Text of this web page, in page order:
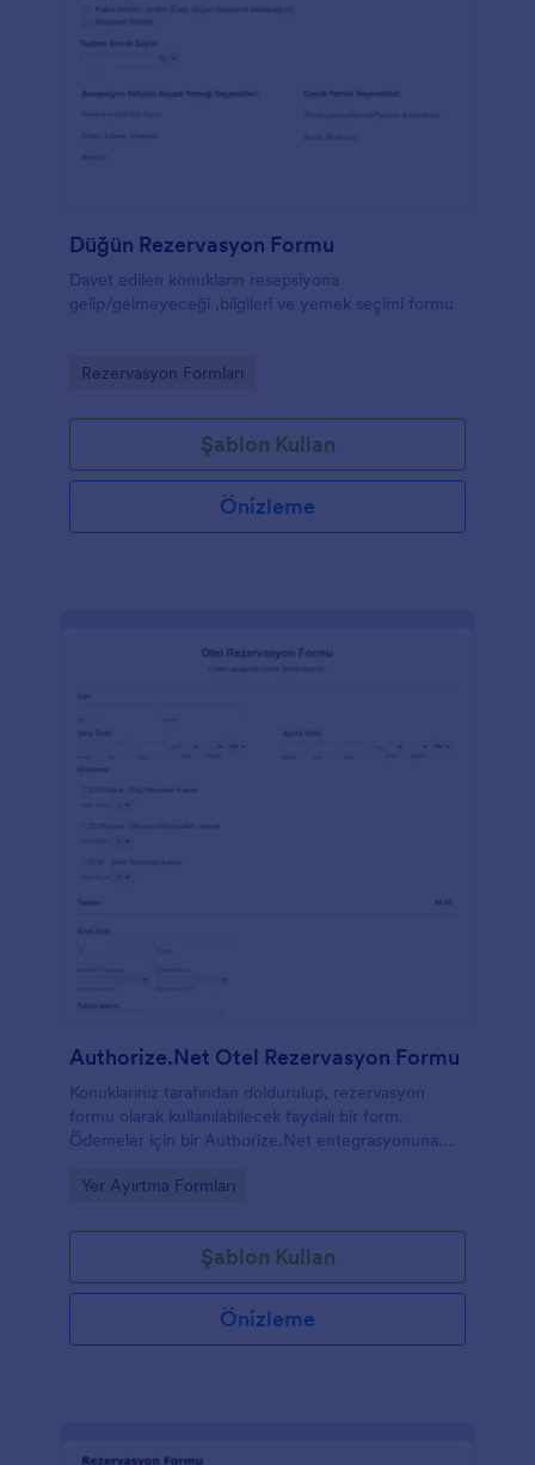
Düğün Rezervasyon Formu
Davet edilen konukların resepsiyona
gelip/gelmeyeceği ,bilgileri ve yemek seçimi formu
Go to Category:
Rezervasyon Formları
Şablon Kullan
Önizleme
Authorize.Net Otel Rezervasyon Formu
Konuklarınız tarafından doldurulup, rezervasyon
formu olarak kullanılabilecek faydalı bir form.
Ödemeler için bir Authorize.Net entegrasyonuna
hızlı hale getirin. Otelciler için mükemmel.
Go to Category:
Yer Ayırtma Formları
Şablon Kullan
Önizleme